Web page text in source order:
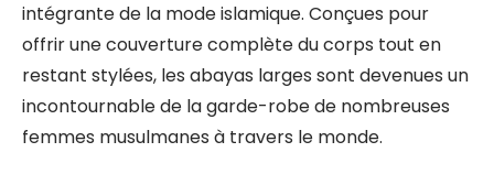
intégrante de la mode islamique. Conçues pour
offrir une couverture complète du corps tout en
restant stylées, les abayas larges sont devenues un
incontournable de la garde-robe de nombreuses
femmes musulmanes à travers le monde.